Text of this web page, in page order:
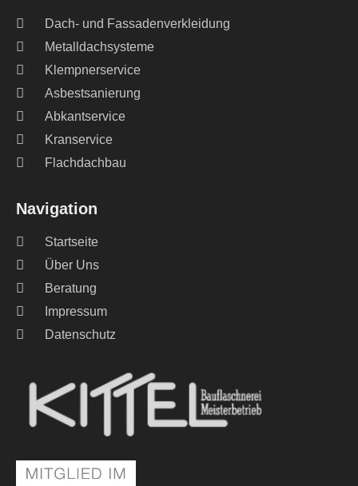
Navigation
Startseite
Über Uns
Beratung
Impressum
Datenschutz
Dach- und Fassadenverkleidung
Metalldachsysteme
Klempnerservice
Asbestsanierung
Abkantservice
Kranservice
Flachdachbau